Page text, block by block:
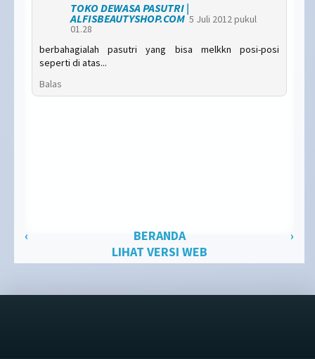
TOKO DEWASA PASUTRI |
ALFISBEAUTYSHOP.COM 5 Juli 2012 pukul
01.28
berbahagialah pasutri yang bisa melkkn posi-posi
seperti di atas...
Balas
‹ ›
BERANDA
LIHAT VERSI WEB